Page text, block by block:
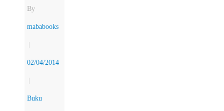
By
mababooks
|
02/04/2014
|
Buku